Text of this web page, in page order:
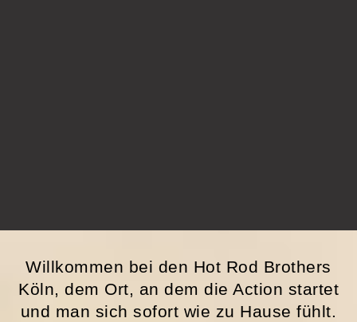
Willkommen bei den Hot Rod Brothers
Köln, dem Ort, an dem die Action startet
und man sich sofort wie zu Hause fühlt.